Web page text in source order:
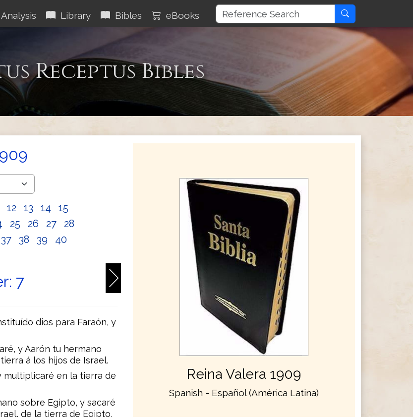
Analysis Library Bibles eBooks
Receptus Bibles
12 13 14
15
25 26 27
28
37 38 39 40
7
dios para Faraón, y
y Aarón tu hermano
á los hijos de Israel.
multiplicaré en la tierra de
sobre Egipto, y sacaré
de la tierra de Egipto,
Reina Valera 1909
Spanish - Español (América Latina)